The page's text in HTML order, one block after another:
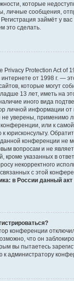
которые
личные сообщения,
займёт у
это сделать.
Privacy Protection Act of
интернете от 1998 г. —
которые могут
13 лет, иметь на
иного вида
личной информации от
уверены, применимо
или к
юрисконсульту.
конференции не
вопросам и не
кроме указанных в
некорректного
с этой
в России данный
конференции
что он
вы пытаетесь
к администратору